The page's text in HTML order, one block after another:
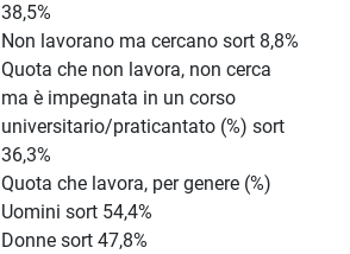
38,5%
Non lavorano ma cercano sort 8,8%
Quota che non lavora, non cerca
ma è impegnata in un corso
universitario/praticantato (%) sort
36,3%
Quota che lavora, per genere (%)
Uomini sort 54,4%
Donne sort 47,8%